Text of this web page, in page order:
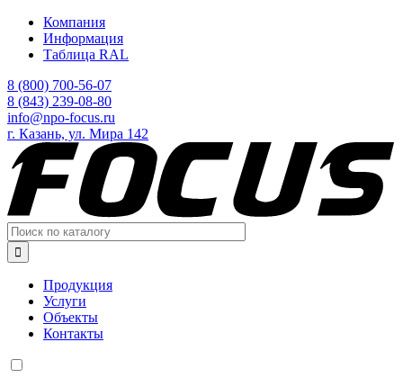
Перейти
основному
Компания
Информация
Таблица RAL
8 (800) 700-56-07
8 (843) 239-08-80
info@npo-focus.ru
г. Казань, ул. Мира 142

Продукция
Услуги
Объекты
Контакты